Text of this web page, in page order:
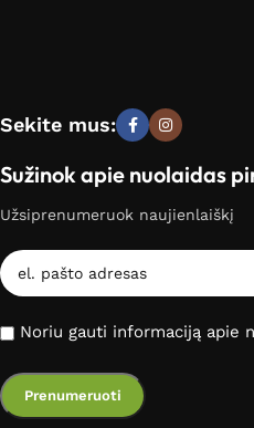
Sekite mus:
Sužinok apie nuolaidas
Užsiprenumeruok naujienlaiškį
Noriu gauti informaciją apie